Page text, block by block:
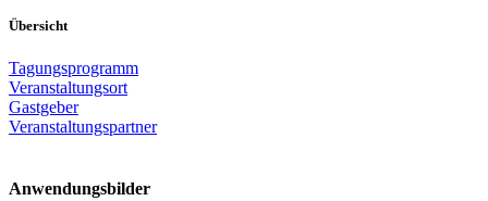
Übersicht
Tagungsprogramm
Veranstaltungsort
Gastgeber
Veranstaltungspartner
Anwendungsbilder